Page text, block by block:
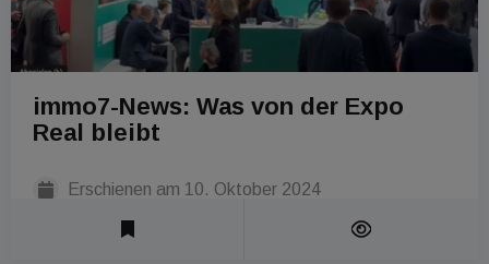
immo7-News: Was von der Expo
Real bleibt
Erschienen am 10. Oktober 2024